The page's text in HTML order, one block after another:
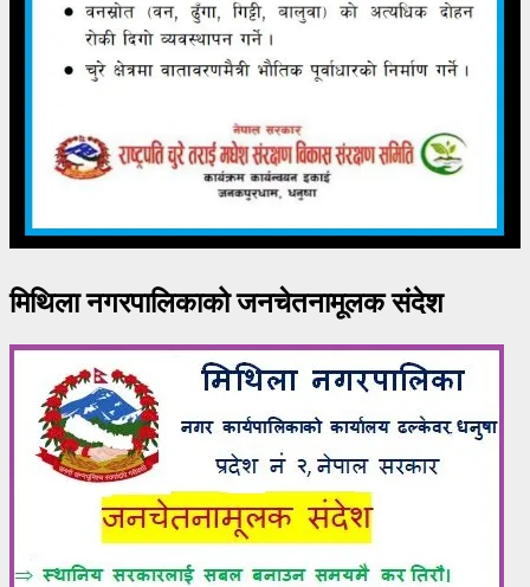
मिथिला नगरपालिकाको जनचेतनामूलक संदेश